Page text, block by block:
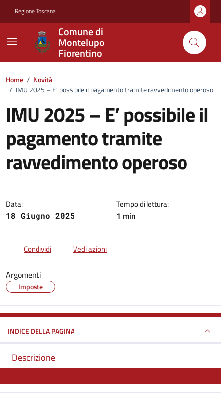
Regione Toscana
Comune di
Montelupo
Fiorentino
Home / Novità
/ IMU 2025 – E’ possibile il pagamento tramite ravvedimento operoso
IMU 2025 – E’ possibile il
pagamento tramite
ravvedimento operoso
Data:
18 Giugno 2025
Tempo di lettura:
1 min
Condividi Vedi azioni
Argomenti
Imposte
INDICE DELLA PAGINA
Descrizione